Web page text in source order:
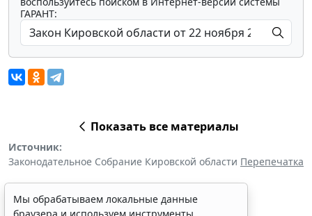
ГАРАНТ:
Показать все материалы
Источник:
Законодательное Собрание Кировской области Перепечатка
Мы обрабатываем локальные данные